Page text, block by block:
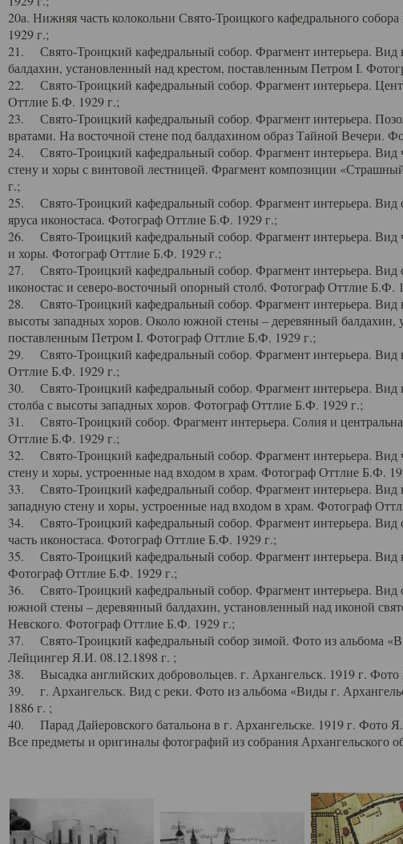
20а. Нижняя часть колокольни Свято-Троицкого кафедрального
1929 г.;
21. Свято-Троицкий кафедральный собор. Фрагмент интерьера. Вид
балдахин, установленный над крестом, поставленным Петром I.
22. Свято-Троицкий кафедральный собор. Фрагмент интерьера.
Оттлие Б.Ф. 1929 г.;
23. Свято-Троицкий кафедральный собор. Фрагмент интерьера.
вратами. На восточной стене под балдахином образ Тайной Вечери.
24. Свято-Троицкий кафедральный собор. Фрагмент интерьера. Вид
стену и хоры с винтовой лестницей. Фрагмент композиции
г.;
25. Свято-Троицкий кафедральный собор. Фрагмент интерьера. Вид
яруса иконостаса. Фотограф Оттлие Б.Ф. 1929 г.;
26. Свято-Троицкий кафедральный собор. Фрагмент интерьера. Вид
и хоры. Фотограф Оттлие Б.Ф. 1929 г.;
27. Свято-Троицкий кафедральный собор. Фрагмент интерьера. Вид
иконостас и северо-восточный опорный столб. Фотограф Оттлие Б.Ф.
28. Свято-Троицкий кафедральный собор. Фрагмент интерьера. Вид
высоты западных хоров. Около южной стены – деревянный балдахин,
поставленным Петром I. Фотограф Оттлие Б.Ф. 1929 г.;
29. Свято-Троицкий кафедральный собор. Фрагмент интерьера. Вид
Оттлие Б.Ф. 1929 г.;
30. Свято-Троицкий кафедральный собор. Фрагмент интерьера.
столба с высоты западных хоров. Фотограф Оттлие Б.Ф. 1929 г.;
31. Свято-Троицкий собор. Фрагмент интерьера. Солия и
Оттлие Б.Ф. 1929 г.;
32. Свято-Троицкий кафедральный собор. Фрагмент интерьера. Вид
стену и хоры, устроенные над входом в храм. Фотограф Оттлие Б.Ф.
33. Свято-Троицкий кафедральный собор. Фрагмент интерьера. Вид
западную стену и хоры, устроенные над входом в храм. Фотограф
34. Свято-Троицкий кафедральный собор. Фрагмент интерьера. Вид
часть иконостаса. Фотограф Оттлие Б.Ф. 1929 г.;
35. Свято-Троицкий кафедральный собор. Фрагмент интерьера. Вид
Фотограф Оттлие Б.Ф. 1929 г.;
36. Свято-Троицкий кафедральный собор. Фрагмент интерьера. Вид
южной стены – деревянный балдахин, установленный над иконой
Невского. Фотограф Оттлие Б.Ф. 1929 г.;
37. Свято-Троицкий кафедральный собор зимой. Фото из альбома
Лейцингер Я.И. 08.12.1898 г. ;
38. Высадка английских добровольцев. г. Архангельск. 1919 г.
39. г. Архангельск. Вид с реки. Фото из альбома «Виды г.
1886 г. ;
40. Парад Дайеровского батальона в г. Архангельске. 1919 г. Фото
Все предметы и оригиналы фотографий из собрания Архангельского